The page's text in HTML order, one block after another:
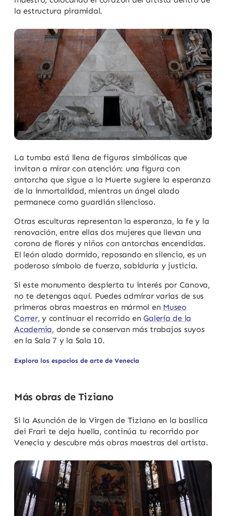
la estructura piramidal.
La tumba está llena de figuras simbólicas que
invitan a mirar con atención: una figura con
antorcha que sigue a la Muerte sugiere la esperanza
de la inmortalidad, mientras un ángel alado
permanece como guardián silencioso.
Otras esculturas representan la esperanza, la fe y la
renovación, entre ellas dos mujeres que llevan una
corona de flores y niños con antorchas encendidas.
El león alado dormido, reposando en silencio, es un
poderoso símbolo de fuerza, sabiduría y justicia.
Si este monumento despierta tu interés por Canova,
no te detengas aquí. Puedes admirar varias de sus
primeras obras maestras en mármol en Museo
Correr, y continuar el recorrido enGalería de la
Academia, donde se conservan más trabajos suyos
en la Sala 7 y la Sala 10.
Explora los espacios de arte de Venecia
Más obras de Tiziano
Si la Asunción de la Virgen de Tiziano en la basílica
dei Frari te deja huella, continúa tu recorrido por
Venecia y descubre más obras maestras del artista.